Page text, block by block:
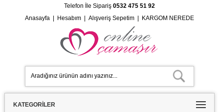
Telefon İle Sipariş 0532 475 51 92
Anasayfa| Hesabım| Alışveriş Sepetim| KARGOM NEREDE
KATEGORILER